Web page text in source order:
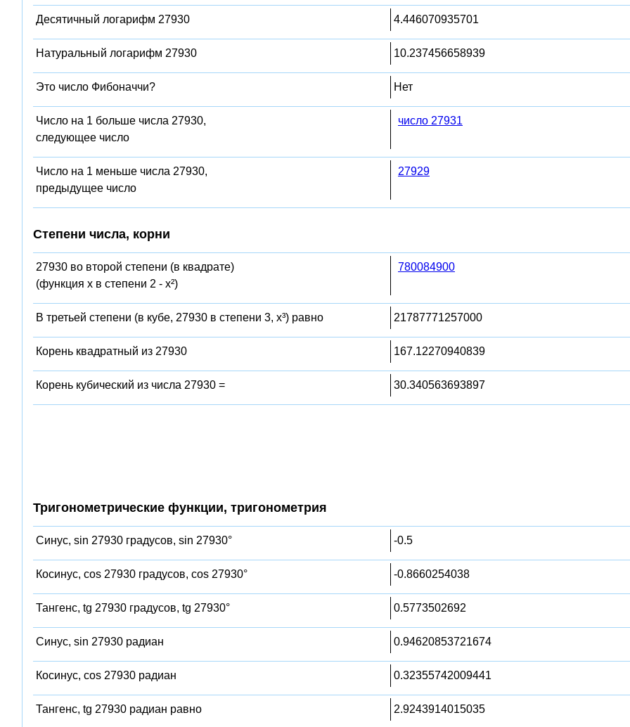
Десятичный логарифм 27930 4.446070935701
Натуральный логарифм 27930 10.237456658939
Это число Фибоначчи? Нет
Число на 1 больше числа 27930,
следующее число
число 27931
Число на 1 меньше числа 27930,
предыдущее число
27929
Степени числа, корни
27930 во второй степени (в квадрате)
(функция x в степени 2 - x²)
780084900
В третьей степени (в кубе, 27930 в степени 3, x³) равно 21787771257000
Корень квадратный из 27930 167.12270940839
Корень кубический из числа 27930 = 30.340563693897
Тригонометрические функции, тригонометрия
Синус, sin 27930 градусов, sin 27930° -0.5
Косинус, cos 27930 градусов, cos 27930° -0.8660254038
Тангенс, tg 27930 градусов, tg 27930° 0.5773502692
Синус, sin 27930 радиан 0.94620853721674
Косинус, cos 27930 радиан 0.32355742009441
Тангенс, tg 27930 радиан равно 2.9243914015035